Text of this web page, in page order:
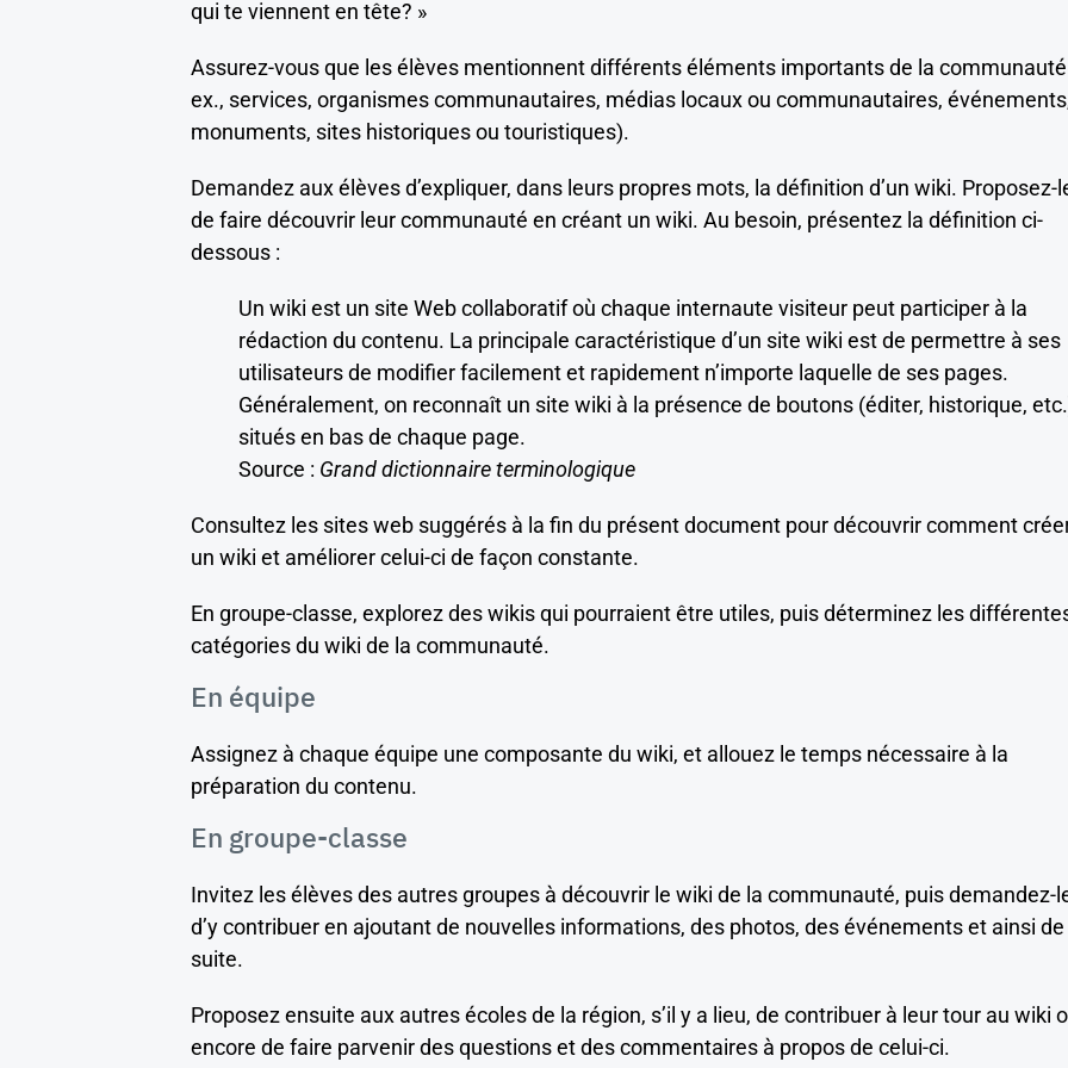
qui te viennent en tête? »
Assurez-vous que les élèves mentionnent différents éléments importants de la
ex., services, organismes communautaires, médias locaux ou communautaires,
monuments, sites historiques ou touristiques).
Demandez aux élèves d’expliquer, dans leurs propres mots, la définition d’un wiki. Proposez-
de faire découvrir leur communauté en créant un wiki. Au besoin, présentez la définition ci-
dessous :
Un wiki est un site Web collaboratif où chaque internaute visiteur peut participer à la
rédaction du contenu. La principale caractéristique d’un site wiki est de permettre à ses
utilisateurs de modifier facilement et rapidement n’importe laquelle de ses pages.
Généralement, on reconnaît un site wiki à la présence de boutons (éditer, historique,
situés en bas de chaque page.
Source : Grand dictionnaire terminologique
Consultez les sites web suggérés à la fin du présent document pour découvrir comment
un wiki et améliorer celui-ci de façon constante.
En groupe-classe, explorez des wikis qui pourraient être utiles, puis déterminez les
catégories du wiki de la communauté.
En équipe
Assignez à chaque équipe une composante du wiki, et allouez le temps nécessaire à la
préparation du contenu.
En groupe-classe
Invitez les élèves des autres groupes à découvrir le wiki de la communauté, puis demandez-
d’y contribuer en ajoutant de nouvelles informations, des photos, des événements et ainsi de
suite.
Proposez ensuite aux autres écoles de la région, s’il y a lieu, de contribuer à leur tour au wiki
encore de faire parvenir des questions et des commentaires à propos de celui-ci.